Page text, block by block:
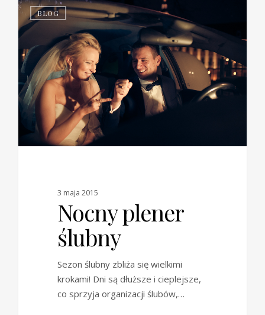
BLOG
3 maja 2015
Nocny plener
ślubny
Sezon ślubny zbliża się wielkimi
krokami! Dni są dłuższe i cieplejsze,
co sprzyja organizacji ślubów,…
0